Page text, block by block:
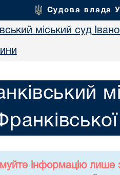
Судова влада
міський суд
інформацію лише